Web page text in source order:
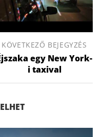
KÖVETKEZŐ BEJEGYZÉS
egy New York-
i taxival